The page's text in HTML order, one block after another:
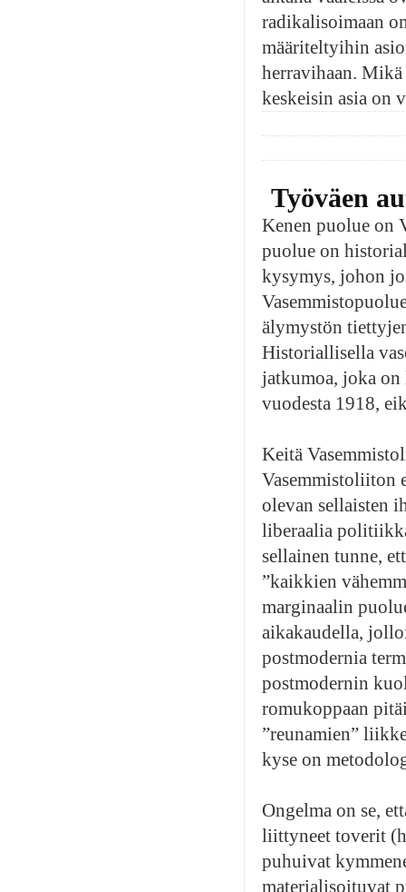
radikalisoimaan
määriteltyihin
herravihaan. Mikä
keskeisin asia on
Työväen
Kenen puolue on
puolue on
kysymys, johon
älymystön
Historiallisella
jatkumoa, joka
vuodesta 1918,
Keitä
Vasemmistoliiton
olevan sellaisten
liberaalia
sellainen tunne,
”kaikkien
marginaalin
aikakaudella,
postmodernia
postmodernin
romukoppaan
”reunamien”
kyse on
Ongelma on se,
liittyneet toverit
puhuivat
materialisoituvat